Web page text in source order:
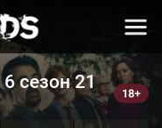
сезон 21